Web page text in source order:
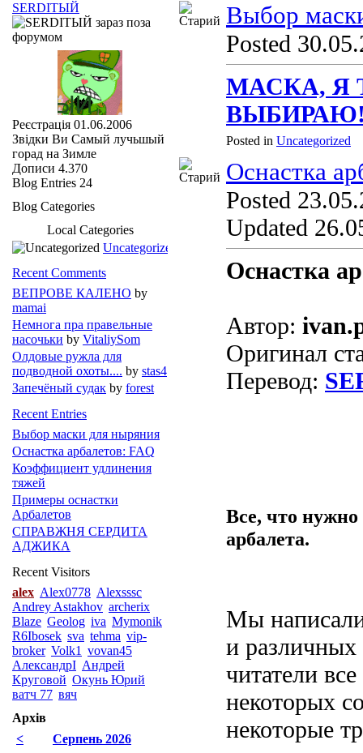
Выбор
Posted
МАСКА, Я
Posted in Uncategorized
Оснастка
Posted
Updated
Оснастка
Автор:
Оригинал
Перевод:
Все, что нужно
арбалета.
Мы написали
и
читатели
некоторых
некоторые
SERDIТЫЙ
Реєстрація 01.06.2006
Звідки Ви Самый лучьшый
горад на Зимле
Дописи 4.370
Blog Entries 24
Blog Categories
Local Categories
Uncategorized
Recent Comments
ВЕПРОВЕ КАЛЕНО by
mamai
Немнога пра правельные
насочьки by VitaliySom
Олдовые ружла для
подводной охоты.... by stas4
Запечёный судак by forest
Recent Entries
Выбор маски для ныряния
Оснастка арбалетов: FAQ
Коэффициент удлинения
тяжей
Примеры оснастки
Арбалетов
СПРАВЖНЯ СЕРДИТА
АДЖИКА
Recent Visitors
alex Alex0778 Alexsssc
Andrey Astakhov archerix
Blaze Geolog iva Mymonik
R6Ibosek sva tehma vip-
broker Volk1 vovan45
АлександрI Андрей
Круговой Окунь Юрий
ватч 77 вяч
Архів
<
Серпень 2026